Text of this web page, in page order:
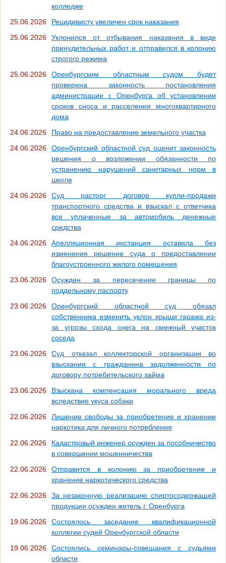
колледже
25.06.2026
Рецидивисту увеличен срок наказания
25.06.2026
Уклонился от отбывания наказания в виде
принудительных работ и отправился в колонию
строгого режима
25.06.2026
Оренбургским областным судом будет
проверена законность постановления
администрации г. Оренбурга об установлении
сроков сноса и расселения многоквартирного
дома
24.06.2026
Право на предоставление земельного участка
24.06.2026
Оренбургский областной суд оценит законность
решения о возложении обязанности по
устранению нарушений санитарных норм в
школе
24.06.2026
Суд расторг договор купли-продажи
транспортного средства и взыскал с ответчика
все уплаченные за автомобиль денежные
средства
24.06.2026
Апелляционная инстанция оставила без
изменения решение суда о предоставлении
благоустроенного жилого помещения
23.06.2026
Осужден за пересечение границы по
поддельному паспорту
23.06.2026
Оренбургский областной суд обязал
собственника изменить уклон крыши гаража из-
за угрозы схода снега на смежный участок
соседа
23.06.2026
Суд отказал коллекторской организации во
взыскании с гражданина задолженности по
договору потребительского займа
23.06.2026
Взыскана компенсация морального вреда
вследствие укуса собаки
22.06.2026
Лишение свободы за приобретение и хранение
наркотика для личного потребления
22.06.2026
Кадастровый инженер осужден за пособничество
в совершении мошенничества
22.06.2026
Отправится в колонию за приобретение и
хранение наркотического средства
22.06.2026
За незаконную реализацию спиртосодержащей
продукции осужден житель г. Оренбурга
19.06.2026
Состоялось заседание квалификационной
коллегии судей Оренбургской области
19.06.2026
Состоялись семинары-совещания с судьями
области